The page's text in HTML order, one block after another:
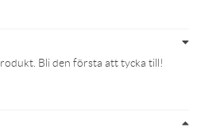
Bli den första att tycka till!